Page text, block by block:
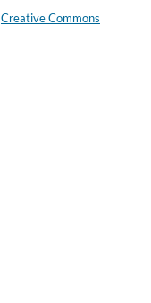
Creative Commons